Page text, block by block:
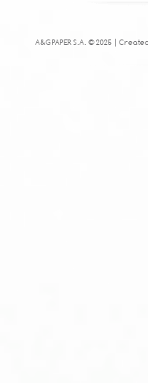
A&G PAPER S.A. © 2025 |